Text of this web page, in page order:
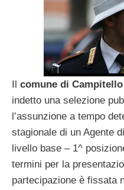
comune di
indetto una selezione
l’assunzione a tempo
stagionale di un Agente
livello base – 1^
termini per la
partecipazione è fissata